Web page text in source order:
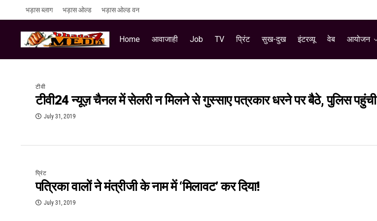
भड़ास ब्लाग भड़ास ओल्ड भड़ास ओल्ड वन
Home आवाजाही Job TV प्रिंट सुख-दुख इंटरव्यू वेब आयोजन
टीवी
टीवी24 न्यूज़ चैनल में सेलरी न मिलने से गुस्साए पत्रकार धरने पर बैठे, पुलिस पहुंची
July 31, 2019
प्रिंट
पत्रिका वालों ने मंत्रीजी के नाम में ‘मिलावट’ कर दिया!
July 31, 2019